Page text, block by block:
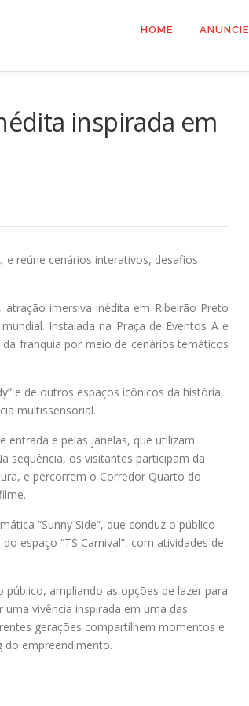
HOME ANUNCIE
inspirada em
e reúne cenários interativos, desafios
imersiva inédita em Ribeirão Preto
Instalada na Praça de Eventos A e
franquia por meio de cenários temáticos
e de outros espaços icônicos da história,
multissensorial.
entrada e pelas janelas, que utilizam
sequência, os visitantes participam da
e percorrem o Corredor Quarto do
“Sunny Side”, que conduz o público
espaço “TS Carnival”, com atividades de
ampliando as opções de lazer para
vivência inspirada em uma das
gerações compartilhem momentos e
do empreendimento.